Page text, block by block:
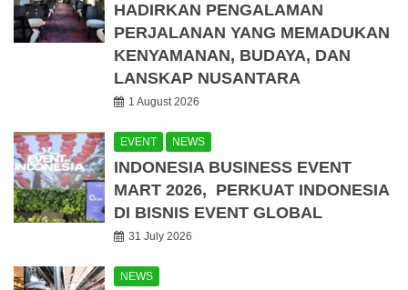
HADIRKAN PENGALAMAN
PERJALANAN YANG MEMADUKAN
KENYAMANAN, BUDAYA, DAN
LANSKAP NUSANTARA
1 August 2026
EVENT NEWS
INDONESIA BUSINESS EVENT
MART 2026, PERKUAT INDONESIA
DI BISNIS EVENT GLOBAL
31 July 2026
NEWS